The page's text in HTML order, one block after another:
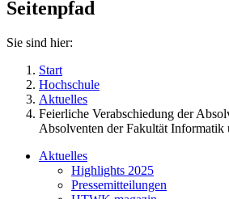
Seitenpfad
Sie sind hier:
Start
Hochschule
Aktuelles
Feierliche Verabschiedung der
Absolventen der Fakultät Informatik
Aktuelles
Highlights 2025
Pressemitteilungen